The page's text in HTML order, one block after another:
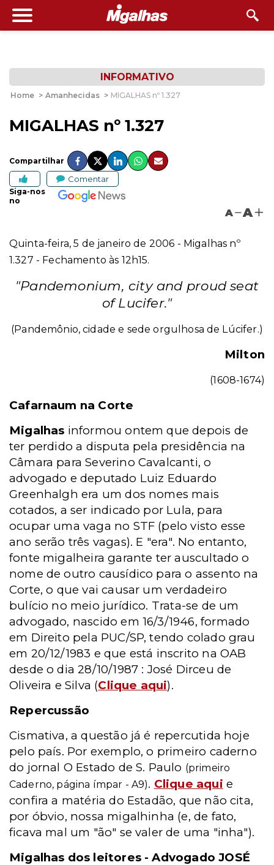
INFORMATIVO
Home > Amanhecidas > MIGALHAS nº 1.327
MIGALHAS nº 1.327
Compartilhar
Comentar
Siga-nos
no
A A
Quinta-feira, 5 de janeiro de 2006 - Migalhas nº
1.327 - Fechamento às 12h15.
"Pandemonium, city and proud seat
of Lucifer."
(Pandemônio, cidade e sede orgulhosa de Lúcifer.)
Milton
(1608-1674)
Cafarnaum na Corte
Migalhas informou ontem que depois de
ter perdido a disputa pela presidência na
Câmara para Severino Cavalcanti, o
advogado e deputado Luiz Eduardo
Greenhalgh era um dos nomes mais
cotados, a ser indicado por Lula, para
ocupar uma vaga no STF (pelo visto esse
ano serão três vagas). E "era". No entanto,
fonte migalheira garante ter auscultado o
nome de outro causídico para o assento na
Corte, o que vai causar um verdadeiro
bulício no meio jurídico. Trata-se de um
advogado, nascido em 16/3/1946, formado
em Direito pela PUC/SP, tendo colado grau
em 20/12/1983 e que está inscrito na OAB
desde o dia 28/10/1987 : José Dirceu de
Oliveira e Silva (Clique aqui).
Repercussão
Cismativa, a questão já é repercutida hoje
pelo país. Por exemplo, o primeiro caderno
do jornal O Estado de S. Paulo (primeiro
Caderno, página ímpar - A9). Clique aqui e
confira a matéria do Estadão, que não cita,
por óbvio, nossa migalhinha (e, de fato,
ficava mal um "ão" se valer de uma "inha").
Migalhas dos leitores - Advogado JOSÉ